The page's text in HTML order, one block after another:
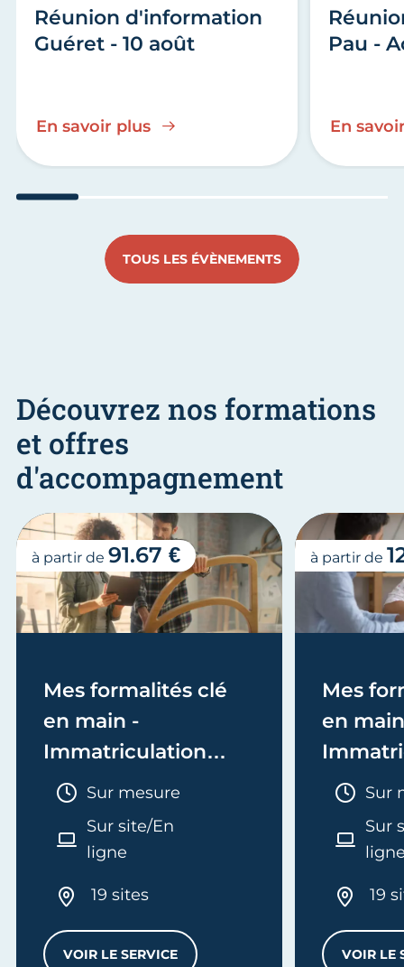
Réunion d'information
Guéret - 10 août
En savoir plus
Pau -
En
TOUS LES ÉVÈNEMENTS
Découvrez nos formations
et offres
d'accompagnement
Mes formalités clé
en main -
Immatriculation
(EI/Micro-entreprise
Durée :
Sur mesure
Sur site/En
ligne
19 sites
VOIR LE SERVICEMES FORMALITÉS CLÉ EN MAIN -
à partir de 91.67 €
Mes
en
Sur
Sur
19
VOIR LE
à partir de